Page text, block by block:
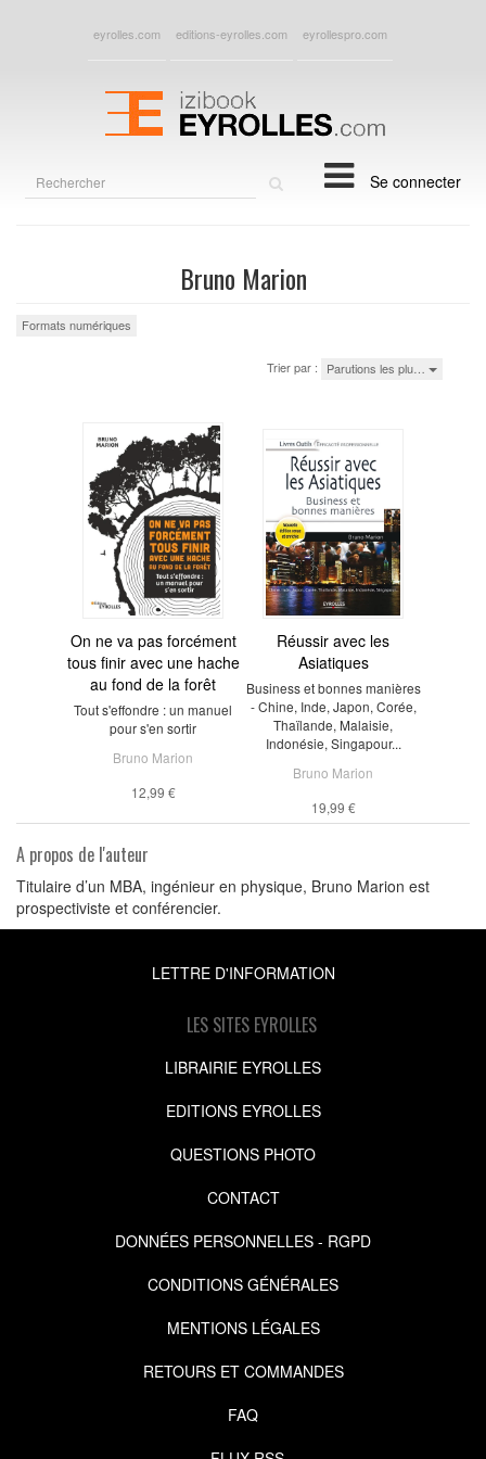
eyrolles.com editions-eyrolles.com eyrollespro.com
Se connecter
Bruno Marion
Formats numériques
Trier par : Parutions les plu…
On ne va pas forcément
tous finir avec une hache
au fond de la forêt
Tout s'effondre : un manuel
pour s'en sortir
Bruno Marion
12,99 €
Réussir avec les
Asiatiques
Business et bonnes manières
- Chine, Inde, Japon, Corée,
Thaïlande, Malaisie,
Indonésie, Singapour...
Bruno Marion
19,99 €
A propos de l'auteur
Titulaire d’un MBA, ingénieur en physique, Bruno Marion est
prospectiviste et conférencier.
LETTRE D'INFORMATION
LES SITES EYROLLES
LIBRAIRIE EYROLLES
EDITIONS EYROLLES
QUESTIONS PHOTO
CONTACT
DONNÉES PERSONNELLES - RGPD
CONDITIONS GÉNÉRALES
MENTIONS LÉGALES
RETOURS ET COMMANDES
FAQ